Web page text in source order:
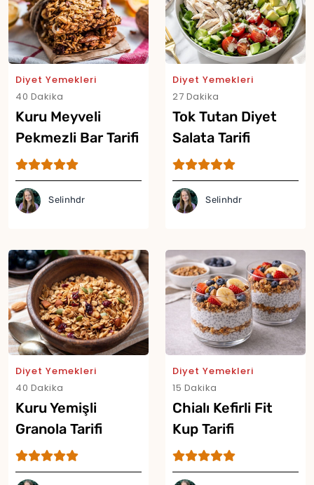
Diyet Yemekleri
40 Dakika
Kuru Meyveli
Pekmezli Bar Tarifi
Selinhdr
Diyet Yemekleri
27 Dakika
Tok Tutan Diyet
Salata Tarifi
Selinhdr
Diyet Yemekleri
40 Dakika
Kuru Yemişli
Granola Tarifi
Diyet Yemekleri
15 Dakika
Chialı Kefirli Fit
Kup Tarifi